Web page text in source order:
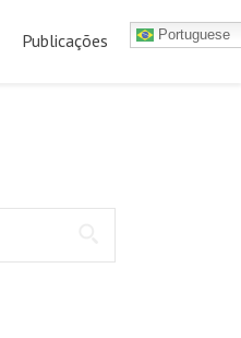
Publicações Portuguese